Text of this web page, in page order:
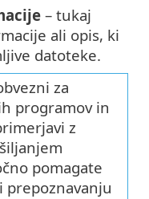
– tukaj
ali opis, ki
datoteke.
za
programov in
z
pomagate